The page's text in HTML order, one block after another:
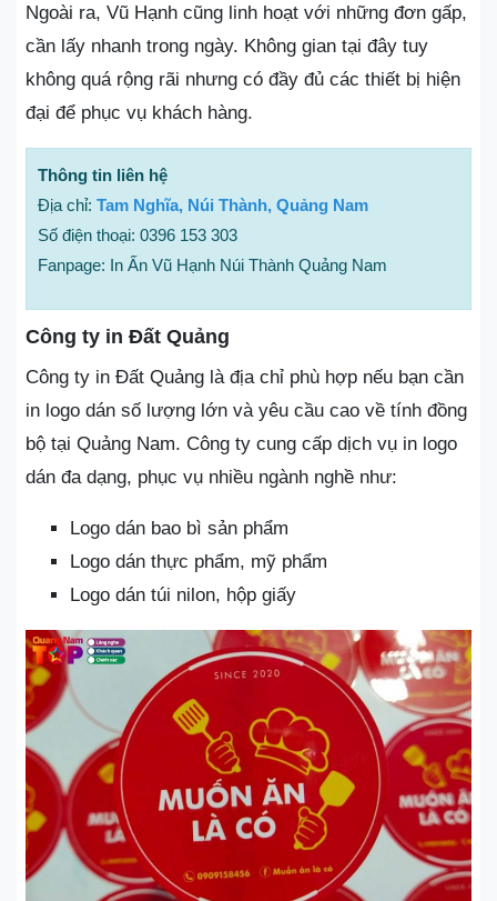
Ngoài ra, Vũ Hạnh cũng linh hoạt với những đơn gấp,
cần lấy nhanh trong ngày. Không gian tại đây tuy
không quá rộng rãi nhưng có đầy đủ các thiết bị hiện
đại để phục vụ khách hàng.
Thông tin liên hệ
Địa chỉ: Tam Nghĩa, Núi Thành, Quảng Nam
Số điện thoại: 0396 153 303
Fanpage: In Ấn Vũ Hạnh Núi Thành Quảng Nam
Công ty in Đất Quảng
Công ty in Đất Quảng là địa chỉ phù hợp nếu bạn cần
in logo dán số lượng lớn và yêu cầu cao về tính đồng
bộ tại Quảng Nam. Công ty cung cấp dịch vụ in logo
dán đa dạng, phục vụ nhiều ngành nghề như:
Logo dán bao bì sản phẩm
Logo dán thực phẩm, mỹ phẩm
Logo dán túi nilon, hộp giấy